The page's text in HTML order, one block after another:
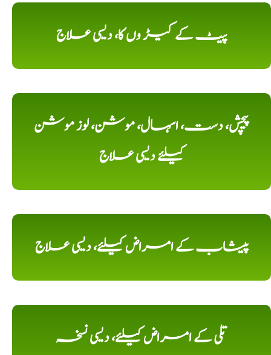
پیٹ کے کیڑ وں کا، دیسی علاج
پیچش، دست، اسہال، موشن، لوز موشن
کیلئے دیسی علاج
پیشاب کے امراض کیلئے، دیسی علاج
تلی کے امراض کیلئے، دیسی نسخہ